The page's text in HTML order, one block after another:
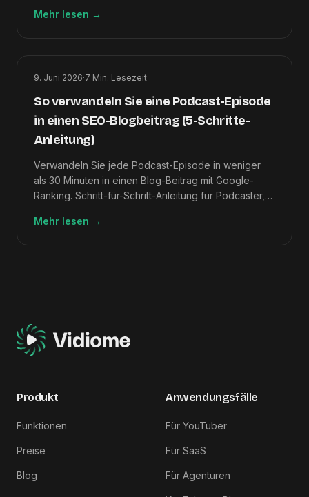
Ausgabequalität.
Mehr lesen →
9. Juni 2026·7 Min. Lesezeit
So verwandeln Sie eine Podcast-Episode
in einen SEO-Blogbeitrag (5-Schritte-
Anleitung)
Verwandeln Sie jede Podcast-Episode in weniger
als 30 Minuten in einen Blog-Beitrag mit Google-
Ranking. Schritt-für-Schritt-Anleitung für Podcaster,
wünschen.
Mehr lesen →
Produkt
Funktionen
Preise
Blog
Anwendungsfälle
Für YouTuber
Für SaaS
Für Agenturen